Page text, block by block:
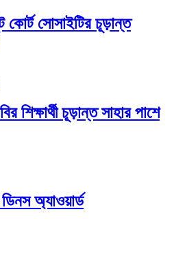
সোসাইটির চূড়ান্ত
শিক্ষার্থী চূড়ান্ত সাহার পাশে
ডিনস অ্যাওয়ার্ড